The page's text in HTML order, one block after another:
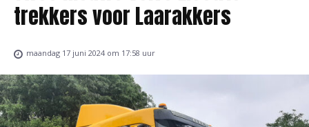
trekkers voor Laarakkers
maandag 17 juni 2024 om 17:58 uur